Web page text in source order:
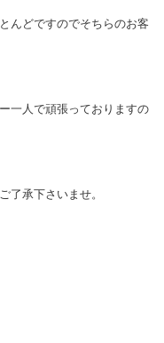
んどですのでそちらのお客
一人で頑張っておりますの
了承下さいませ。